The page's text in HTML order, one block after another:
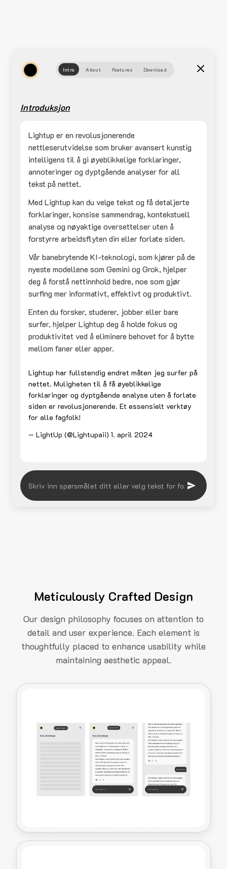
Intro About Features Download
Introduksjon
Lightup er en revolusjonerende
nettleserutvidelse som bruker avansert kunstig
intelligens til å gi øyeblikkelige forklaringer,
annoteringer og dyptgående analyser for all
tekst på nettet.
Med Lightup kan du velge tekst og få detaljerte
forklaringer, konsise sammendrag, kontekstuell
analyse og nøyaktige oversettelser uten å
forstyrre arbeidsflyten din eller forlate siden.
Vår banebrytende KI-teknologi, som kjører på de
nyeste modellene som Gemini og Grok, hjelper
deg å forstå nettinnhold bedre, noe som gjør
surfing mer informativt, effektivt og produktivt.
Enten du forsker, studerer, jobber eller bare
surfer, hjelper Lightup deg å holde fokus og
produktivitet ved å eliminere behovet for å bytte
mellom faner eller apper.
Lightup har fullstendig endret måten jeg surfer på
nettet. Muligheten til å få øyeblikkelige
forklaringer og dyptgående analyse uten å forlate
siden er revolusjonerende. Et essensielt verktøy
for alle fagfolk!
— LightUp (@Lightupaii) 1. april 2024
Meticulously Crafted Design
Our design philosophy focuses on attention to
detail and user experience. Each element is
thoughtfully placed to enhance usability while
maintaining aesthetic appeal.